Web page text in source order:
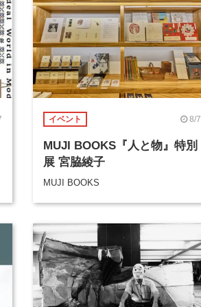
イベント 8/7
MUJI BOOKS『人と物』特別
展 宮脇綾子
MUJI BOOKS